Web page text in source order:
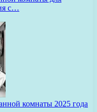
с…
комнаты 2025 года